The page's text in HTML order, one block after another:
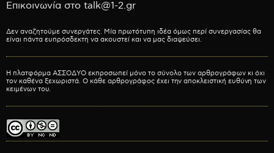
Επικοινωνία στο talk@1-2.gr
Δεν αναζητούμε συνεργάτες. Μία πρωτότυπη ιδέα όμως περί συνεργασίας θα
είναι πάντα ευπρόσδεκτη να ακουστεί και να μας διαψεύσει.
Η πλατφόρμα ΑΣΣΟΔΥΟ εκπροσωπεί μόνο το σύνολο των αρθρογράφων κι όχι
τον καθένα ξεχωριστά. Ο κάθε αρθρογράφος έχει την αποκλειστική ευθύνη των
κειμένων του.